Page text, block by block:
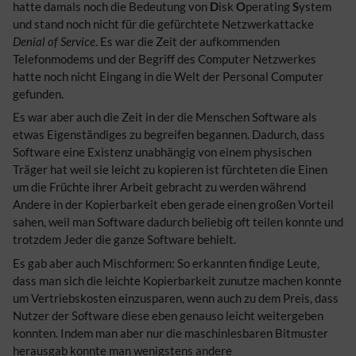
hatte damals noch die Bedeutung von Disk OperatingSystem
und stand noch nicht für die gefürchtete Netzwerkattacke
Denial of Service. Es war die Zeit der aufkommenden
Telefonmodems und der Begriff des Computer Netzwerkes
hatte noch nicht Eingang in die Welt der Personal Computer
gefunden.
Es war aber auch die Zeit in der die Menschen Software als
etwas Eigenständiges zu begreifen begannen. Dadurch, dass
Software eine Existenz unabhängig von einem physischen
Träger hat weil sie leicht zu kopieren ist fürchteten die Einen
um die Früchte ihrer Arbeit gebracht zu werden während
Andere in der Kopierbarkeit eben gerade einen großen Vorteil
sahen, weil man Software dadurch beliebig oft teilen konnte und
trotzdem Jeder die ganze Software behielt.
Es gab aber auch Mischformen: So erkannten findige Leute,
dass man sich die leichte Kopierbarkeit zunutze machen konnte
um Vertriebskosten einzusparen, wenn auch zu dem Preis, dass
Nutzer der Software diese eben genauso leicht weitergeben
konnten. Indem man aber nur die maschinlesbaren Bitmuster
herausgab konnte man wenigstens andere